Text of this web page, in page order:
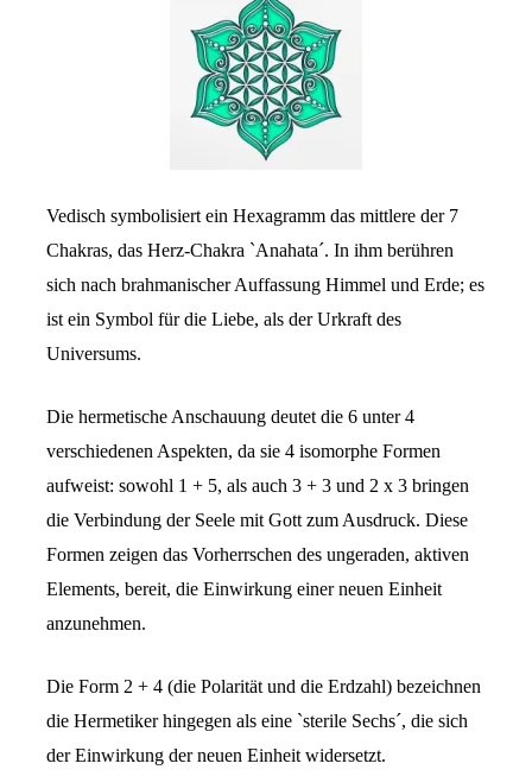
Vedisch symbolisiert ein Hexagramm das mittlere der 7
Chakras, das Herz-Chakra `Anahata´. In ihm berühren
sich nach brahmanischer Auffassung Himmel und Erde; es
ist ein Symbol für die Liebe, als der Urkraft des
Universums.
Die hermetische Anschauung deutet die 6 unter 4
verschiedenen Aspekten, da sie 4 isomorphe Formen
aufweist: sowohl 1 + 5, als auch 3 + 3 und 2 x 3 bringen
die Verbindung der Seele mit Gott zum Ausdruck. Diese
Formen zeigen das Vorherrschen des ungeraden, aktiven
Elements, bereit, die Einwirkung einer neuen Einheit
anzunehmen.
Die Form 2 + 4 (die Polarität und die Erdzahl) bezeichnen
die Hermetiker hingegen als eine `sterile Sechs´, die sich
der Einwirkung der neuen Einheit widersetzt.